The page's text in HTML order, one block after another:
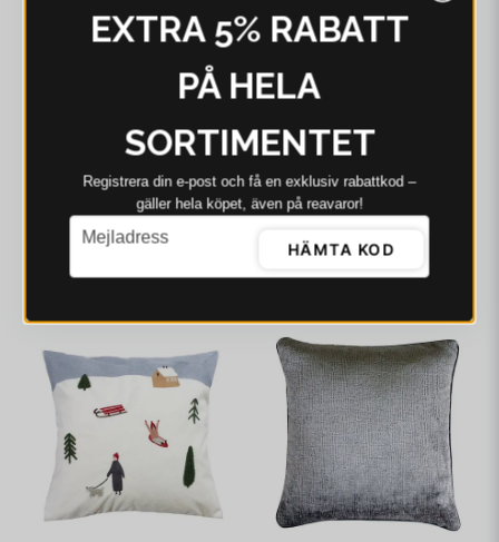
Svanefors Mila
Kuddfodral Grå 45x45 cm
299 kr
SVANEFORS
Svanefors Kate
Kuddfodral Multi 45x45
cm
EXTRA 5% RABATT
PÅ HELA
SORTIMENTET
Registrera din e‑post och få en exklusiv rabattkod –
gäller hela köpet, även på reavaror!
email
Mejladress
HÄMTA KOD